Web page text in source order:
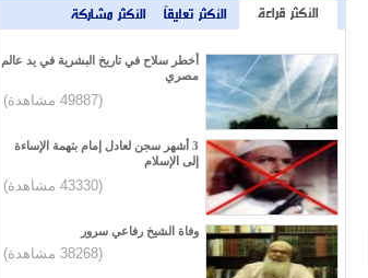
الأكثر قراءة الأكثر تعليقاً الأكثر مشاركة
أخطر سلاح في تاريخ البشرية في يد عالم
مصري
(49887 مشاهدة)
3 أشهر سجن لعادل إمام بتهمة الإساءة
إلى الإسلام
(43330 مشاهدة)
وفاة الشيخ رفاعي سرور
(38268 مشاهدة)